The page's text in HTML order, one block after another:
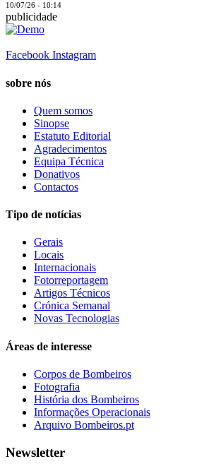
10/07/26 - 10:14
publicidade
Facebook Instagram
sobre nós
Quem somos
Sinopse
Estatuto Editorial
Agradecimentos
Equipa Técnica
Donativos
Contactos
Tipo de notícias
Gerais
Locais
Internacionais
Fotorreportagem
Artigos Técnicos
Crónica Semanal
Novas Tecnologias
Áreas de interesse
Corpos de Bombeiros
Fotografia
História dos Bombeiros
Informações Operacionais
Arquivo Bombeiros.pt
Newsletter